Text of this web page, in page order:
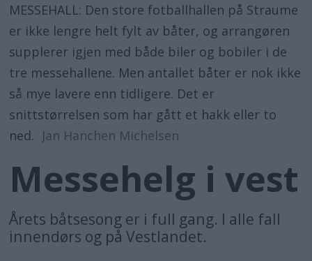
MESSEHALL: Den store fotballhallen på Straume
er ikke lengre helt fylt av båter, og arrangøren
supplerer igjen med både biler og bobiler i de
tre messehallene. Men antallet båter er nok ikke
så mye lavere enn tidligere. Det er
snittstørrelsen som har gått et hakk eller to
ned.
Jan Hanchen Michelsen
Messehelg i vest
Årets båtsesong er i full gang. I alle fall
innendørs og på Vestlandet.